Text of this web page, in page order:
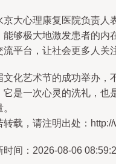
京大心理康复医院负责人
能够极大地激发患者的内
流平台，让社会更多人关
文化艺术节的成功举办，
它是一次心灵的洗礼，也
转载，请注明出处：
时间：2026-08-06